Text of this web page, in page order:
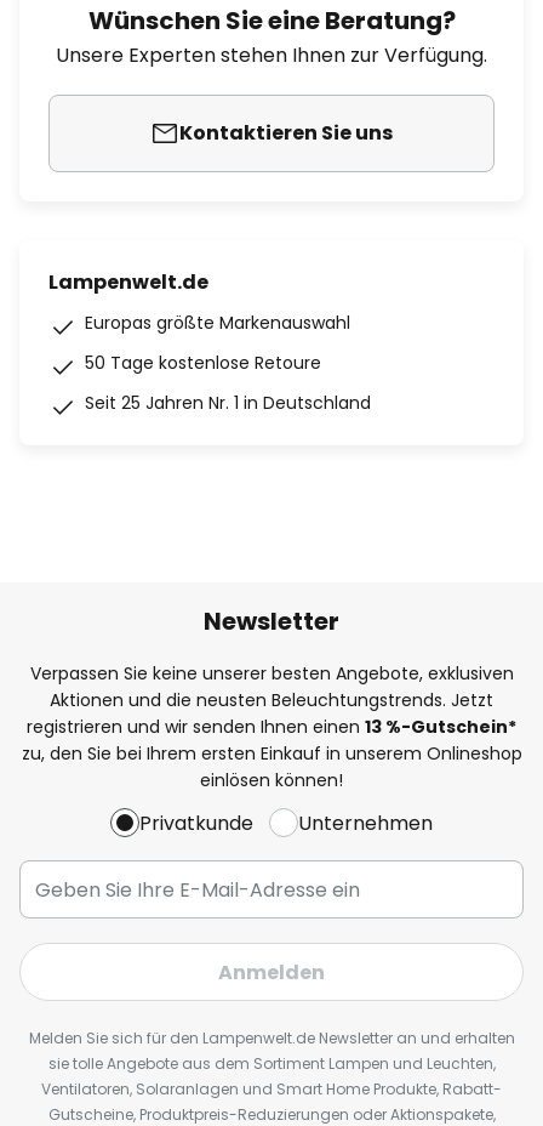
Wünschen Sie eine Beratung?
Unsere Experten stehen Ihnen zur Verfügung.
Kontaktieren Sie uns
Lampenwelt.de
Europas größte Markenauswahl
50 Tage kostenlose Retoure
Seit 25 Jahren Nr. 1 in Deutschland
Newsletter
Verpassen Sie keine unserer besten Angebote, exklusiven
Aktionen und die neusten Beleuchtungstrends. Jetzt
registrieren und wir senden Ihnen einen 13 %-Gutschein*
zu, den Sie bei Ihrem ersten Einkauf in unserem Onlineshop
einlösen können!
Privatkunde Unternehmen
Anmelden
Melden Sie sich für den Lampenwelt.de Newsletter an und erhalten
sie tolle Angebote aus dem Sortiment Lampen und Leuchten,
Ventilatoren, Solaranlagen und Smart Home Produkte, Rabatt-
Gutscheine, Produktpreis-Reduzierungen oder Aktionspakete,